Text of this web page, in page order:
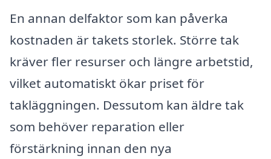
En annan delfaktor som kan påverka
kostnaden är takets storlek. Större tak
kräver fler resurser och längre arbetstid,
vilket automatiskt ökar priset för
takläggningen. Dessutom kan äldre tak
som behöver reparation eller
förstärkning innan den nya